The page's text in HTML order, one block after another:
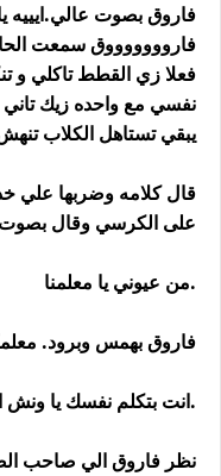
فاروق بصوت عالي.ايييه
فاروووووووق سمعت
فعلا زي القطط تاكلي و
نفسي مع واحده زيك
يبقي تستاهل الكلاب
قال كلامه وضربها علي
على الكرسي وقال
.من عيوني يا معلمنا
فاروق بهمس وبرود.
.انت بتكلم نفسك يا ونش
نظر فاروق الي صاحب